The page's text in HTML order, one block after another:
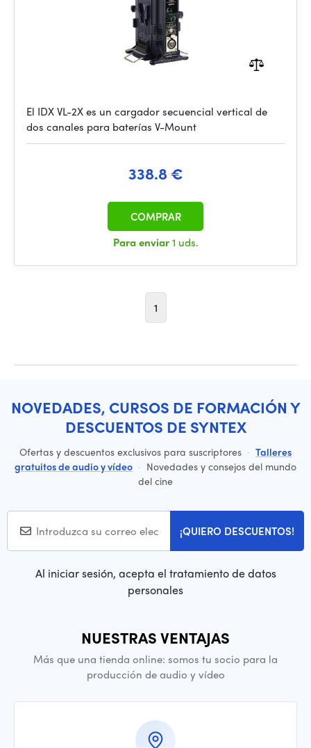
El IDX VL-2X es un cargador secuencial vertical de
dos canales para baterías V-Mount
338.8 €
Para enviar1 uds.
COMPRAR
1
NOVEDADES, CURSOS DE FORMACIÓN Y
DESCUENTOS DE SYNTEX
Ofertas y descuentos exclusivos para suscriptores · Talleres
gratuitos de audio y vídeo · Novedades y consejos del mundo
del cine
¡QUIERO DESCUENTOS!
Al iniciar sesión, acepta el tratamiento de datos
personales
NUESTRAS VENTAJAS
Más que una tienda online: somos tu socio para la
producción de audio y vídeo